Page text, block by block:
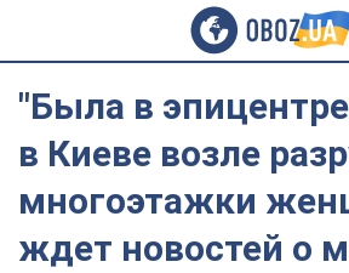
"Была в
в Киеве возле
многоэтажки
ждет новостей о